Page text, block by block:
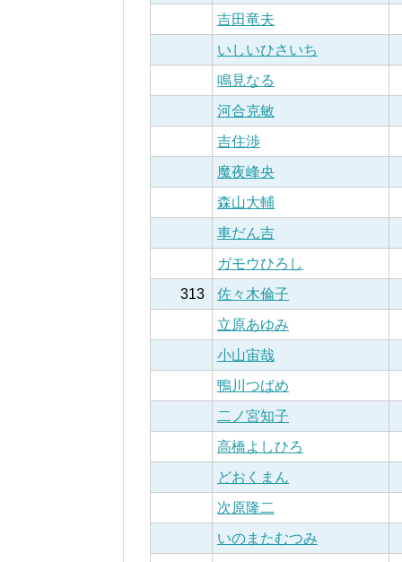
吉田竜夫
いしいひさいち
鳴見なる
河合克敏
吉住渉
魔夜峰央
森山大輔
車だん吉
ガモウひろし
313
佐々木倫子
立原あゆみ
小山宙哉
鴨川つばめ
二ノ宮知子
高橋よしひろ
どおくまん
次原隆二
いのまたむつみ